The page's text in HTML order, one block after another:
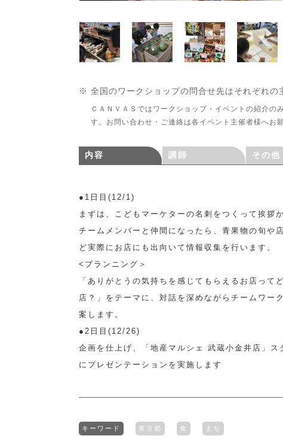
※ 全国のワークショップの問合せ先はそれぞれの
ＣＡＮＶＡＳではワークショップ・イベントの紹介の
す。お問い合わせ・ご連絡は各イベント主催者様へお
内容 講師 その他
●1日目(12/1)
まずは、こどもマーケターの名刺をつくって挨拶か
チームメンバーと仲間になったら、青果物の旬や
ど実際にお店にも出向いて情報収集を行います。
<プランニング＞
「ありがとうの気持ちを感じてもらえるお店って
店？」をテーマに、対話を深めながらチームワー
案します。
●2日目(12/26)
企画を仕上げ、「地産マルシェ 武蔵小金井店」ス
にプレゼンテーションを実施します
キーワード 東京都 食 まち